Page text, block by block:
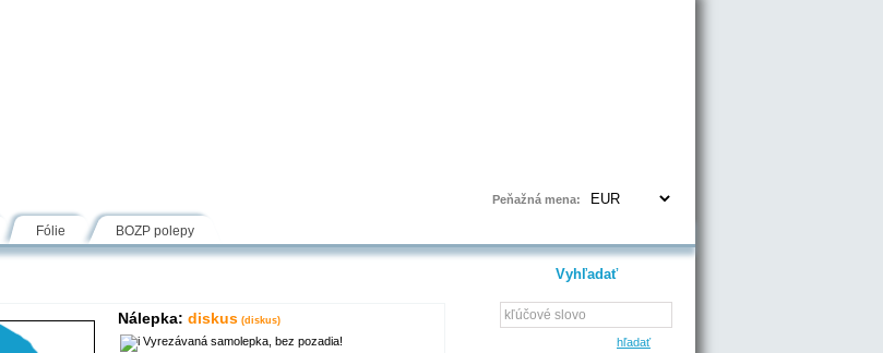
Peňažná mena:
Fólie BOZP polepy
Nálepka: diskus (diskus)
Vyrezávaná samolepka, bez pozadia!
Vyhľadať
hľadať